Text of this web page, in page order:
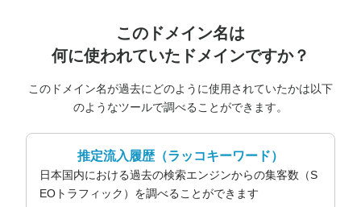
このドメイン名は
何に使われていたドメインですか？
このドメイン名が過去にどのように使用されていたかは以下
のようなツールで調べることができます。
推定流入履歴（ラッコキーワード）
日本国内における過去の検索エンジンからの集客数（S
EOトラフィック）を調べることができます